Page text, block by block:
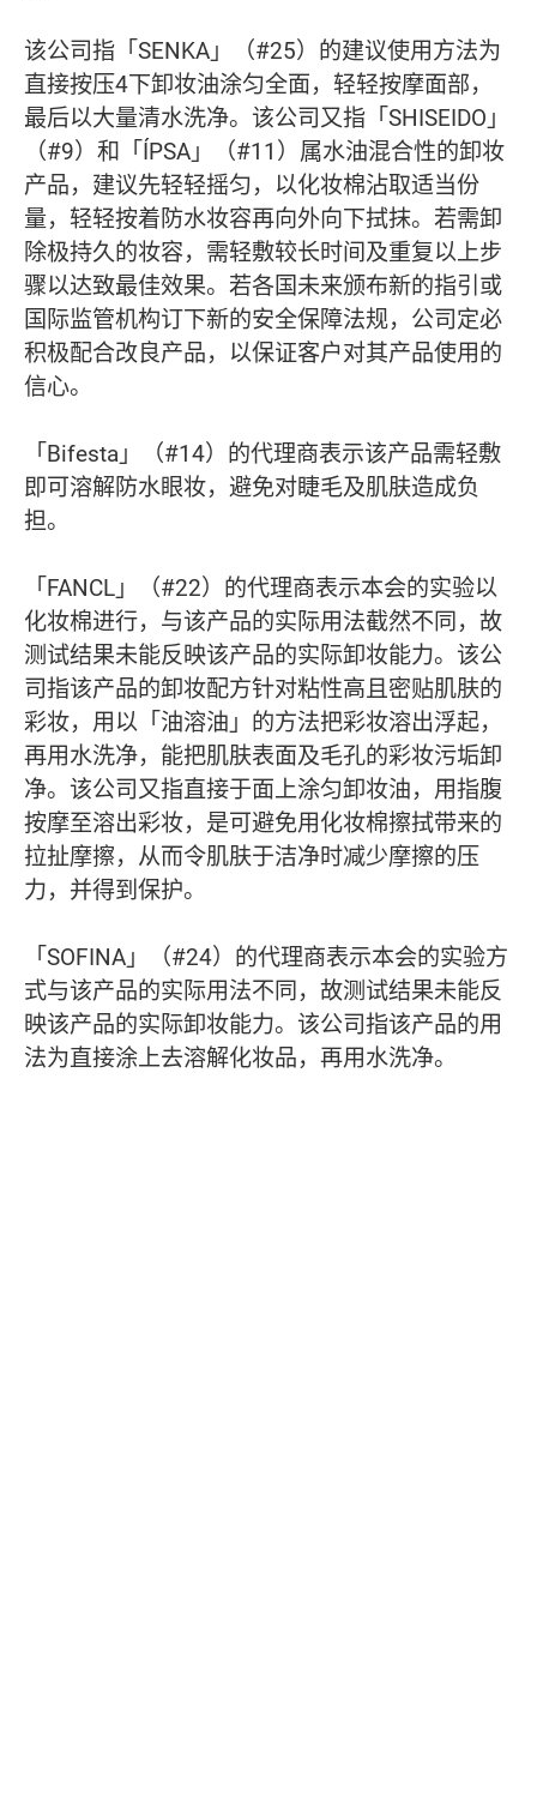
该公司指「SENKA」（#25）的建议使用方法为
直接按压4下卸妆油涂匀全面，轻轻按摩面部，
最后以大量清水洗净。该公司又指「SHISEIDO」
（#9）和「ÍPSA」（#11）属水油混合性的卸妆
产品，建议先轻轻摇匀，以化妆棉沾取适当份
量，轻轻按着防水妆容再向外向下拭抹。若需卸
除极持久的妆容，需轻敷较长时间及重复以上步
骤以达致最佳效果。若各国未来颁布新的指引或
国际监管机构订下新的安全保障法规，公司定必
积极配合改良产品，以保证客户对其产品使用的
信心。
「Bifesta」（#14）的代理商表示该产品需轻敷
即可溶解防水眼妆，避免对睫毛及肌肤造成负
担。
「FANCL」（#22）的代理商表示本会的实验以
化妆棉进行，与该产品的实际用法截然不同，故
测试结果未能反映该产品的实际卸妆能力。该公
司指该产品的卸妆配方针对粘性高且密贴肌肤的
彩妆，用以「油溶油」的方法把彩妆溶出浮起，
再用水洗净，能把肌肤表面及毛孔的彩妆污垢卸
净。该公司又指直接于面上涂匀卸妆油，用指腹
按摩至溶出彩妆，是可避免用化妆棉擦拭带来的
拉扯摩擦，从而令肌肤于洁净时减少摩擦的压
力，并得到保护。
「SOFINA」（#24）的代理商表示本会的实验方
式与该产品的实际用法不同，故测试结果未能反
映该产品的实际卸妆能力。该公司指该产品的用
法为直接涂上去溶解化妆品，再用水洗净。